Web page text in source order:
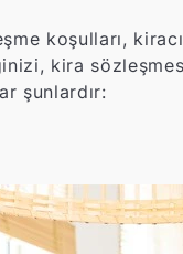
koşulları,
kira
şunlardır: